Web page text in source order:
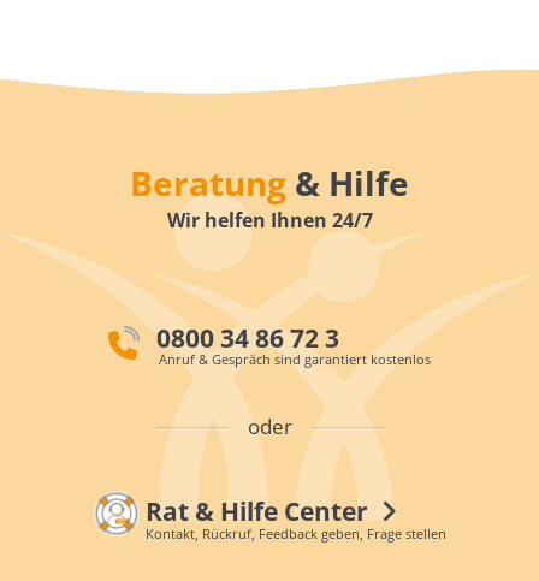
Beratung & Hilfe
Wir helfen Ihnen 24/7
0800 34 86 72 3
Anruf & Gespräch sind garantiert kostenlos
oder
Rat & Hilfe Center
Kontakt, Rückruf, Feedback geben, Frage stellen